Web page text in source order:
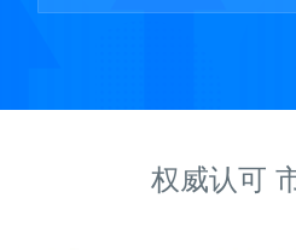
权威认可